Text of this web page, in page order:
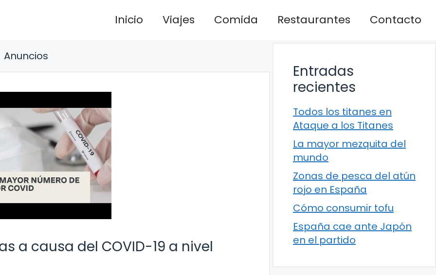
Inicio Viajes Comida Restaurantes Contacto
Anuncios
a causa del COVID-19 a nivel
Entradas
recientes
Todos los titanes en
Ataque a los Titanes
La mayor mezquita del
mundo
Zonas de pesca del atún
rojo en España
Cómo consumir tofu
España cae ante Japón
en el partido